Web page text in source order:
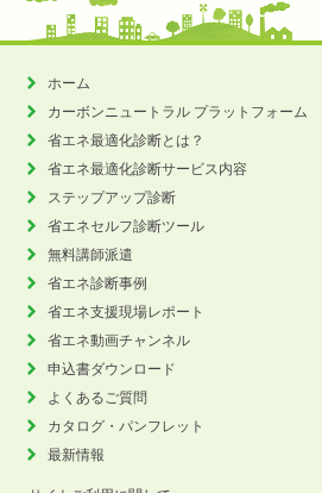
ホーム
カーボンニュートラル プラットフォーム
省エネ最適化診断とは？
省エネ最適化診断サービス内容
ステップアップ診断
省エネセルフ診断ツール
無料講師派遣
省エネ診断事例
省エネ支援現場レポート
省エネ動画チャンネル
申込書ダウンロード
よくあるご質問
カタログ・パンフレット
最新情報